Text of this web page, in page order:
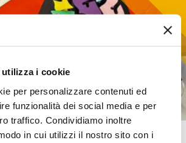
i cookie
per personalizzare contenuti ed
funzionalità dei social media e per
traffico. Condividiamo inoltre
in cui utilizzi il nostro sito con i